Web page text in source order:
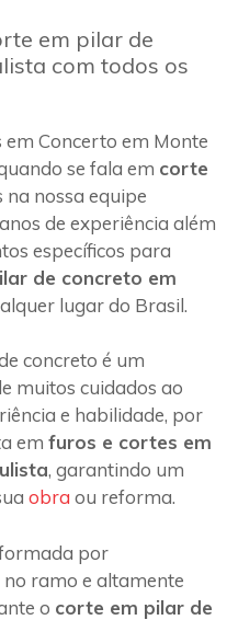
em pilar de
com todos os
em Concerto em Monte
se fala em corte
na nossa equipe
de experiência além
específicos para
de concreto em
lugar do Brasil.
concreto é um
muitos cuidados ao
e habilidade, por
em furos e cortes em
, garantindo um
obra ou reforma.
por
ramo e altamente
o corte em pilar de